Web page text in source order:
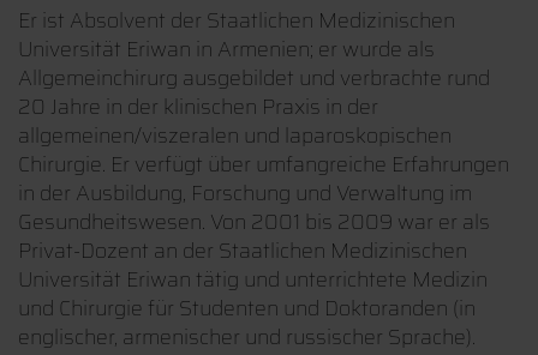
Er ist Absolvent der Staatlichen Medizinischen
Universität Eriwan in Armenien; er wurde als
Allgemeinchirurg ausgebildet und verbrachte rund
20 Jahre in der klinischen Praxis in der
allgemeinen/viszeralen und laparoskopischen
Chirurgie. Er verfügt über umfangreiche Erfahrungen
in der Ausbildung, Forschung und Verwaltung im
Gesundheitswesen. Von 2001 bis 2009 war er als
Privat-Dozent an der Staatlichen Medizinischen
Universität Eriwan tätig und unterrichtete Medizin
und Chirurgie für Studenten und Doktoranden (in
englischer, armenischer und russischer Sprache).